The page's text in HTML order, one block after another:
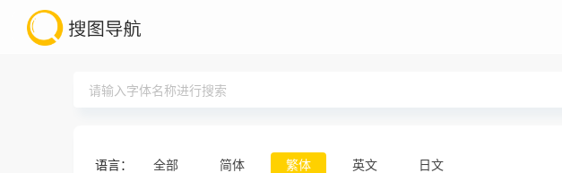
语言： 全部 简体 繁体 英文 日文